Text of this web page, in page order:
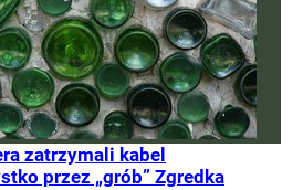
zatrzymali kabel
przez „grób” Zgredka